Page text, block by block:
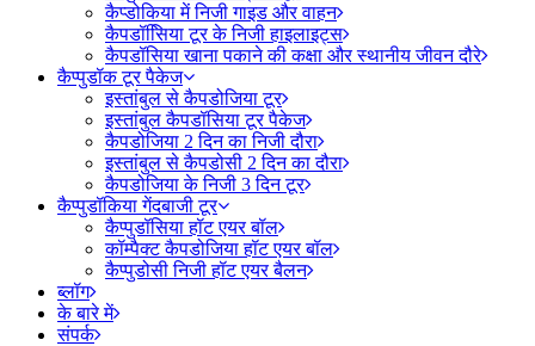
कैप्डोकिया में निजी गाइड और वाहन
कैपडॉसििया टूर के निजी हाइलाइट्स
कैपडॉसिया खाना पकाने की कक्षा और स्थानीय जीवन दौरे
कैप्पुडॉक टूर पैकेज
इस्तांबुल से कैपडोजिया टूर
इस्तांबुल कैपडॉसिया टूर पैकेज
कैपडोजिया 2 दिन का निजी दौरा
इस्तांबुल से कैपडोसी 2 दिन का दौरा
कैपडोजिया के निजी 3 दिन टूर
कैप्पुडॉकिया गेंदबाजी टूर
कैप्पुडॉसिया हॉट एयर बॉल
कॉम्पैक्ट कैपडोजिया हॉट एयर बॉल
कैप्पुडोसी निजी हॉट एयर बैलन
ब्लॉग
के बारे में
संपर्क